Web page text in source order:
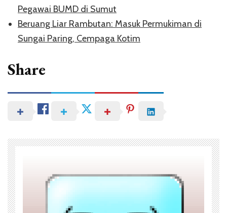
Pegawai BUMD di Sumut
Beruang Liar Rambutan: Masuk Permukiman di
Sungai Paring, Cempaga Kotim
Share